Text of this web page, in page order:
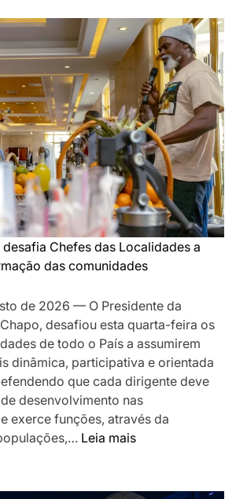
destaca
Chefes
das
como
pilar
da
de
e
desafia-
os
o
local
Chefes das Localidades a
das comunidades
de 2026 — O Presidente da
desafiou esta quarta-feira os
de todo o País a assumirem
dinâmica, participativa e orientada
que cada dirigente deve
desenvolvimento nas
exerce funções, através da
Leia mais:
desafia